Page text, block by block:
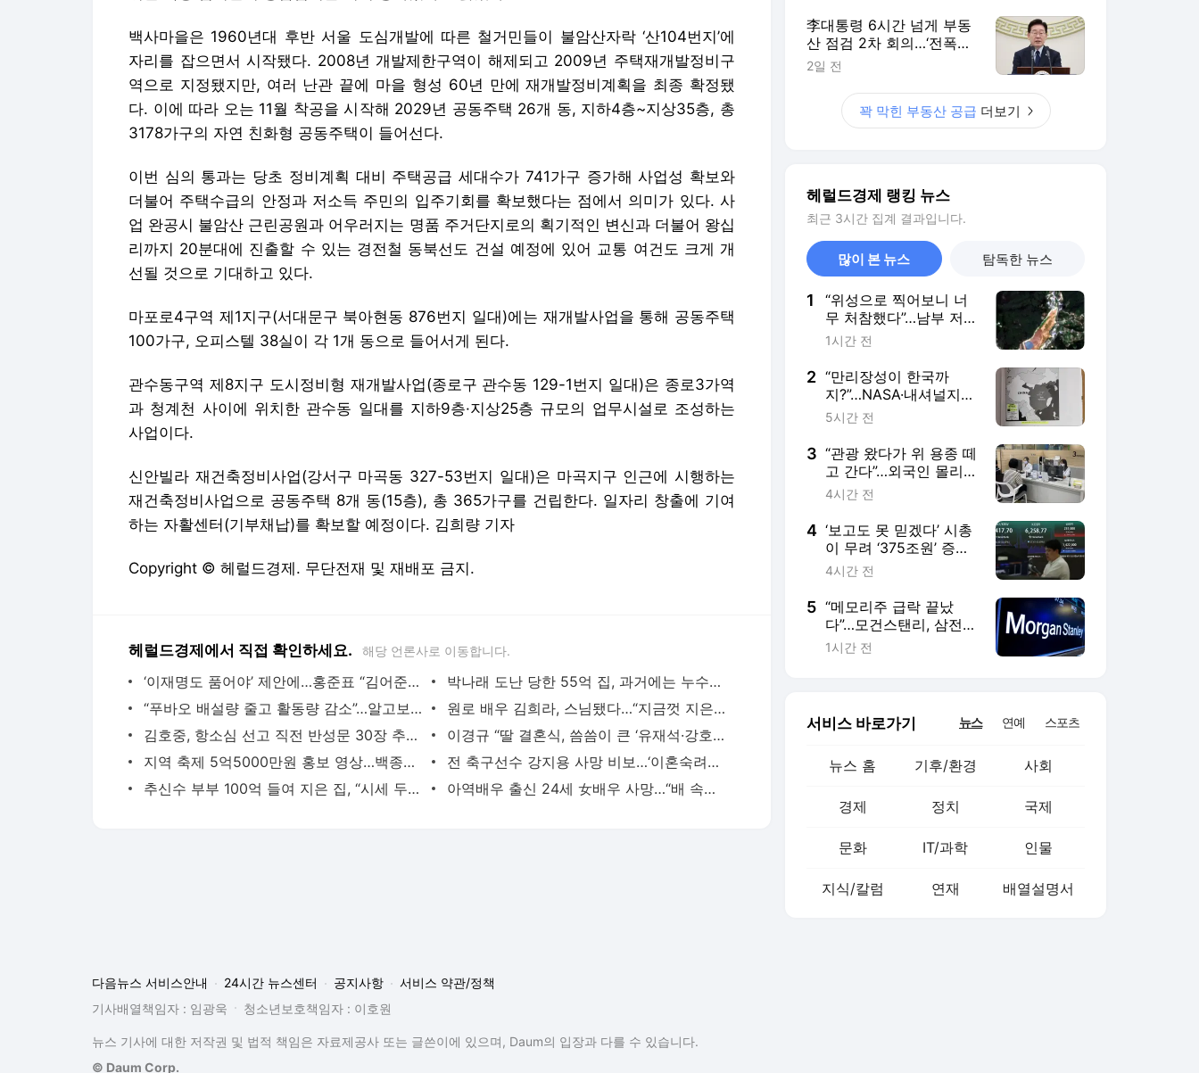
백사마을은 1960년대 후반 서울 도심개발에 따른 철거민들이 불암산자락 ‘산104번지’에
자리를 잡으면서 시작됐다. 2008년 개발제한구역이 해제되고 2009년 주택재개발정비구
역으로 지정됐지만, 여러 난관 끝에 마을 형성 60년 만에 재개발정비계획을 최종 확정됐
다. 이에 따라 오는 11월 착공을 시작해 2029년 공동주택 26개 동, 지하4층~지상35층, 총
3178가구의 자연 친화형 공동주택이 들어선다.
이번 심의 통과는 당초 정비계획 대비 주택공급 세대수가 741가구 증가해 사업성 확보와
더불어 주택수급의 안정과 저소득 주민의 입주기회를 확보했다는 점에서 의미가 있다. 사
업 완공시 불암산 근린공원과 어우러지는 명품 주거단지로의 획기적인 변신과 더불어 왕십
리까지 20분대에 진출할 수 있는 경전철 동북선도 건설 예정에 있어 교통 여건도 크게 개
선될 것으로 기대하고 있다.
마포로4구역 제1지구(서대문구 북아현동 876번지 일대)에는 재개발사업을 통해 공동주택
100가구, 오피스텔 38실이 각 1개 동으로 들어서게 된다.
관수동구역 제8지구 도시정비형 재개발사업(종로구 관수동 129-1번지 일대)은 종로3가역
과 청계천 사이에 위치한 관수동 일대를 지하9층·지상25층 규모의 업무시설로 조성하는
사업이다.
신안빌라 재건축정비사업(강서구 마곡동 327-53번지 일대)은 마곡지구 인근에 시행하는
재건축정비사업으로 공동주택 8개 동(15층), 총 365가구를 건립한다. 일자리 창출에 기여
하는 자활센터(기부채납)를 확보할 예정이다. 김희량 기자
Copyright © 헤럴드경제. 무단전재 및 재배포 금지.
헤럴드경제에서 직접 확인하세요. 해당 언론사로 이동합니다.
‘이재명도 품어야’ 제안에…홍준표 “김어준 방송도 나가 볼 것”
박나래 도난 당한 55억 집, 과거에는 누수로 마음 고생
“푸바오 배설량 줄고 활동량 감소”…알고보니 가임신
원로 배우 김희라, 스님됐다…“지금껏 지은 죄 다 속죄”
김호중, 항소심 선고 직전 반성문 30장 추가 제출
이경규 “딸 결혼식, 씀씀이 큰 ‘유재석·강호동’만 청첩장 줬다”
지역 축제 5억5000만원 홍보 영상…백종원 또 논란
전 축구선수 강지용 사망 비보…‘이혼숙려캠프’ 방송분 삭제
추신수 부부 100억 들여 지은 집, “시세 두 배↑, 옆집도 샀다”…남다른 재력
아역배우 출신 24세 女배우 사망…“배 속에 아이 있었는데”
李대통령 6시간 넘게 부동
산 점검 2차 회의…‘전폭적
인 공급 확대’ 검토
2일 전
꽉 막힌 부동산 공급 더보기
헤럴드경제 랭킹 뉴스
최근 3시간 집계 결과입니다.
많이 본 뉴스 탐독한 뉴스
1
“위성으로 찍어보니 너
무 처참했다”…남부 저수
지 90% 사라져, 비가 안
1시간 전
2 “만리장성이 한국까
지?”…NASA·내셔널지오
그래픽도 틀린 한국사
5시간 전
3 “관광 왔다가 위 용종 떼
고 간다”…외국인 몰리는
‘K건강검진’ 투어[나우,
4시간 전
4 ‘보고도 못 믿겠다’ 시총
이 무려 ‘375조원’ 증
발…삼성·SK그룹주 급락
4시간 전
5 “메모리주 급락 끝났
다”…모건스탠리, 삼전
·SK하닉 재조명
1시간 전
서비스 바로가기 뉴스 연예 스포츠
뉴스 홈 기후/환경 사회
경제 정치 국제
문화 IT/과학 인물
지식/칼럼 연재 배열설명서
다음뉴스 서비스안내 24시간 뉴스센터 공지사항
서비스 약관/정책
기사배열책임자 : 임광욱
청소년보호책임자 : 이호원
뉴스 기사에 대한 저작권 및 법적 책임은 자료제공사 또는 글쓴이에 있으며, Daum의 입장과 다를 수 있습니다.
© Daum Corp.